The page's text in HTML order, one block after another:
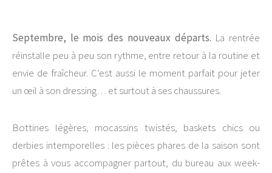
Septembre, le mois des nouveaux départs. La rentrée
réinstalle peu à peu son rythme, entre retour à la routine et
envie de fraîcheur. C’est aussi le moment parfait pour jeter
un œil à son dressing… et surtout à ses chaussures.
Bottines légères, mocassins twistés, baskets chics ou
derbies intemporelles : les pièces phares de la saison sont
prêtes à vous accompagner partout, du bureau aux week-